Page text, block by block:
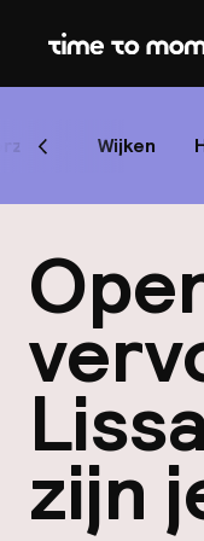
Home
Wijken
Scroll naar links
zijn